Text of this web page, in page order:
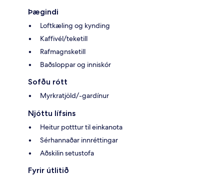
Þægindi
Loftkæling og kynding
Kaffivél/teketill
Rafmagnsketill
Baðsloppar og inniskór
Sofðu rótt
Myrkratjöld/-gardínur
Njóttu lífsins
Heitur potttur til einkanota
Sérhannaðar innréttingar
Aðskilin setustofa
Fyrir útlitið